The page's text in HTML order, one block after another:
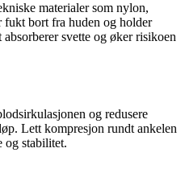
materialer som nylon,
fukt bort fra huden og holder
svette og øker risikoen
og redusere
Lett kompresjon rundt ankelen
og stabilitet.